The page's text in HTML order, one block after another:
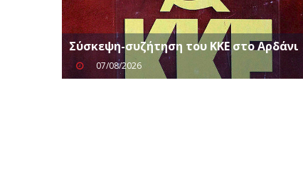
Σύσκεψη-συζήτηση του ΚΚΕ στο Αρδάνι
07/08/2026